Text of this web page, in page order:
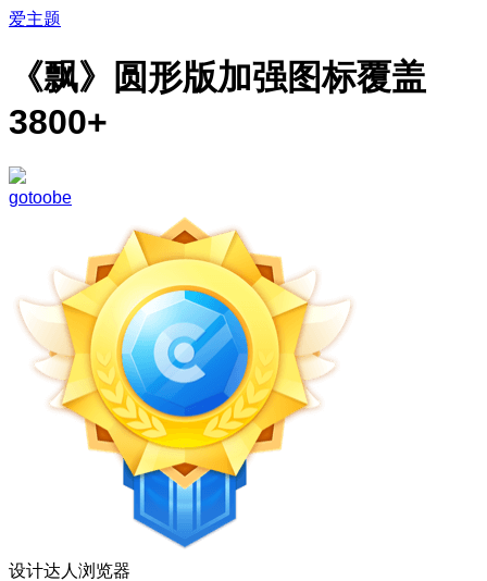
爱主题
《飘》圆形版加强图标覆盖
3800+
gotoobe
设计达人 浏览器